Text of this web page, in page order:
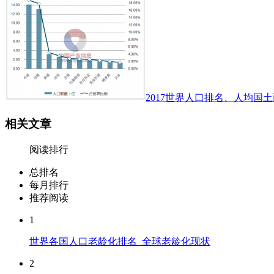
2017世界人口排名、人均国
相关文章
阅读排行
总排名
每月排行
推荐阅读
1
世界各国人口老龄化排名_全球老龄化现状
2